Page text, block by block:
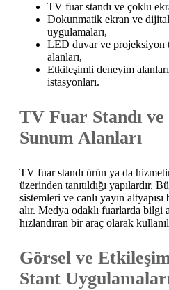
TV fuar standı ve çoklu
Dokunmatik ekran ve
uygulamaları,
LED duvar ve projeksiyon
alanları,
Etkileşimli deneyim
istasyonları.
TV Fuar Standı
Sunum Alanları
TV fuar standı ürün ya da
üzerinden tanıtıldığı yapılardır.
sistemleri ve canlı yayın
alır. Medya odaklı fuarlarda bilgi
hızlandıran bir araç olarak
Görsel ve
Stant